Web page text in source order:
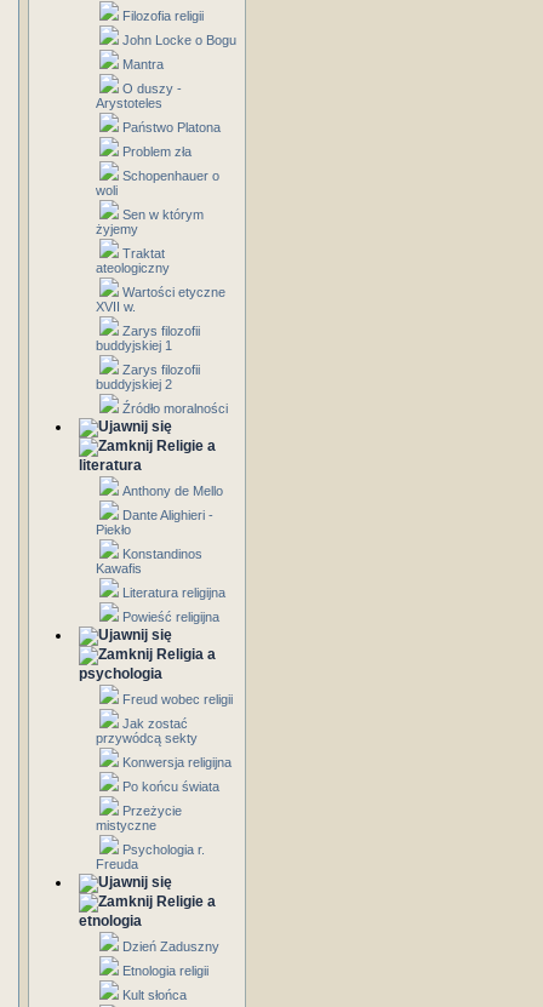
Filozofia religii
John Locke o Bogu
Mantra
O duszy -
Arystoteles
Państwo Platona
Problem zła
Schopenhauer o
woli
Sen w którym
żyjemy
Traktat
ateologiczny
Wartości etyczne
XVII w.
Zarys filozofii
buddyjskiej 1
Zarys filozofii
buddyjskiej 2
Źródło moralności
Religie a
literatura
Anthony de Mello
Dante Alighieri -
Piekło
Konstandinos
Kawafis
Literatura religijna
Powieść religijna
Religia a
psychologia
Freud wobec religii
Jak zostać
przywódcą sekty
Konwersja religijna
Po końcu świata
Przeżycie
mistyczne
Psychologia r.
Freuda
Religie a
etnologia
Dzień Zaduszny
Etnologia religii
Kult słońca